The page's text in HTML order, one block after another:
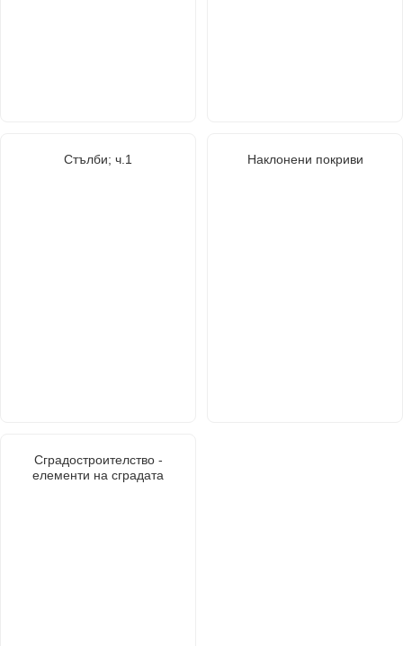
Стълби; ч.1 Наклонени покриви
Сградостроителство -
елементи на сградата